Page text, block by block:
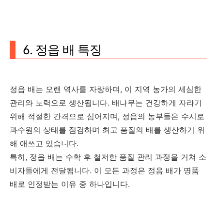
6. 정읍 배 특징
정읍 배는 오랜 역사를 자랑하며, 이 지역 농가의 세심한
관리와 노력으로 생산됩니다. 배나무는 건강하게 자라기
위해 적절한 간격으로 심어지며, 정읍의 농부들은 수시로
과수원의 상태를 점검하며 최고 품질의 배를 생산하기 위
해 애쓰고 있습니다.
특히, 정읍 배는 수확 후 철저한 품질 관리 과정을 거쳐 소
비자들에게 전달됩니다. 이 모든 과정은 정읍 배가 명품
배로 인정받는 이유 중 하나입니다.